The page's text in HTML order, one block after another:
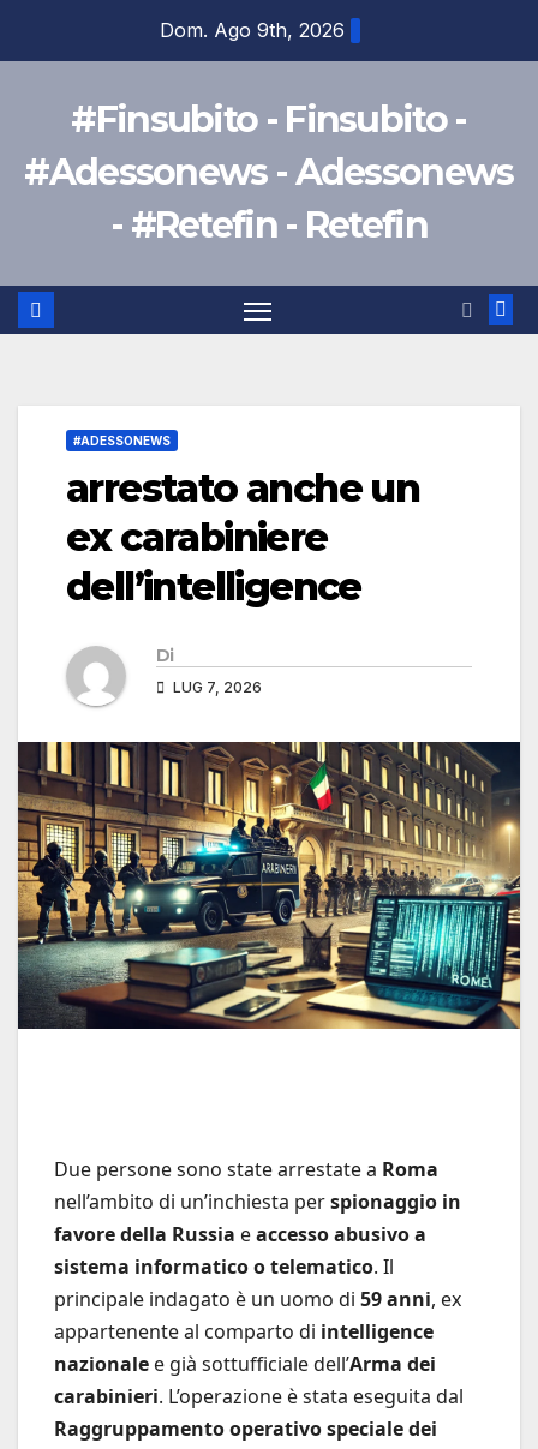
Dom. Ago 9th, 2026
#Finsubito - Finsubito -
#Adessonews - Adessonews
- #Retefin - Retefin
#ADESSONEWS
arrestato anche un
ex carabiniere
dell’intelligence
Di
LUG 7, 2026
Due persone sono state arrestate a Roma
nell’ambito di un’inchiesta perspionaggio in
favore della Russia eaccesso abusivo a
sistema informatico o telematico. Il
principale indagato è un uomo di 59 anni, ex
appartenente al comparto di intelligence
nazionale e già sottufficiale dell’Arma dei
carabinieri. L’operazione è stata eseguita dal
Raggruppamento operativo speciale dei